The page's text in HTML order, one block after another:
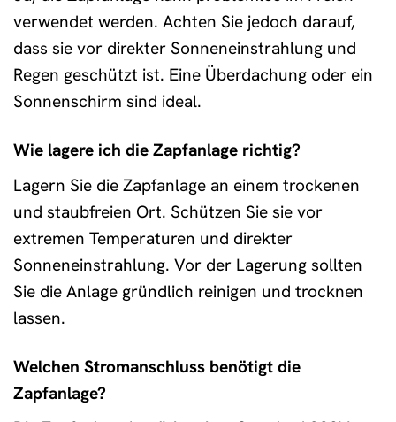
verwendet werden. Achten Sie jedoch darauf,
dass sie vor direkter Sonneneinstrahlung und
Regen geschützt ist. Eine Überdachung oder ein
Sonnenschirm sind ideal.
Wie lagere ich die Zapfanlage richtig?
Lagern Sie die Zapfanlage an einem trockenen
und staubfreien Ort. Schützen Sie sie vor
extremen Temperaturen und direkter
Sonneneinstrahlung. Vor der Lagerung sollten
Sie die Anlage gründlich reinigen und trocknen
lassen.
Welchen Stromanschluss benötigt die
Zapfanlage?